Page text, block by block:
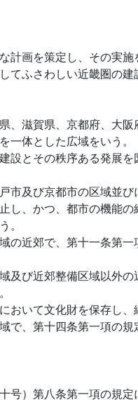
計画を策定し、その実施
てふさわしい近畿圏の
、滋賀県、京都府、大阪
体とした広域をいう。
設とその秩序ある発展
市及び京都市の区域並
し、かつ、都市の機能
。
の近郊で、第十一条第一
及び近郊整備区域以外
おいて文化財を保存し
で、第十四条第一項の
号）第八条第一項の規